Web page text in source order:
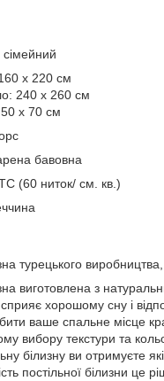
х 220 см
240 х 260 см
х 70 см
бавовна
(60 ниток/ см. кв.)
турецького
виготовлена з
хорошому сну і
ваше спальне місце
вибору текстури та
білизну ви отримуєте
постільної білизни це